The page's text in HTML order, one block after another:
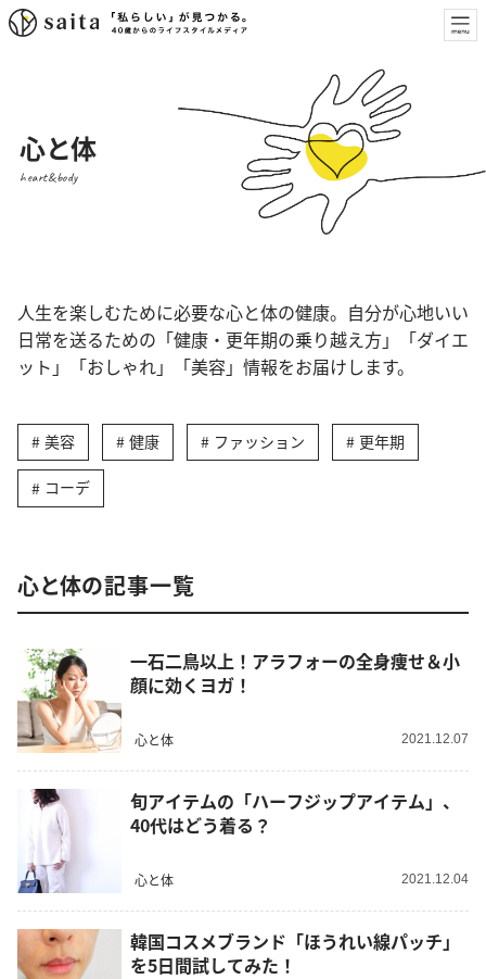
心と体
heart&body
人生を楽しむために必要な心と体の健康。自分が心地いい
日常を送るための「健康・更年期の乗り越え方」「ダイエ
ット」「おしゃれ」「美容」情報をお届けします。
美容 健康 ファッション 更年期
コーデ
心と体の記事一覧
一石二鳥以上！アラフォーの全身痩せ＆小
顔に効くヨガ！
心と体 2021.12.07
旬アイテムの「ハーフジップアイテム」、
40代はどう着る？
心と体 2021.12.04
韓国コスメブランド「ほうれい線パッチ」
を5日間試してみた！